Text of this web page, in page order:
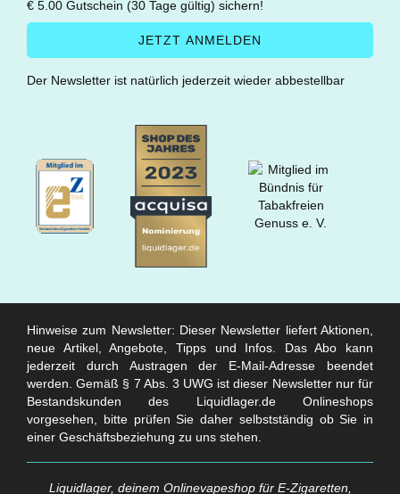
€ 5.00 Gutschein (30 Tage gültig) sichern!
Der Newsletter ist natürlich jederzeit wieder abbestellbar
Hinweise zum Newsletter: Dieser Newsletter liefert Aktionen,
neue Artikel, Angebote, Tipps und Infos. Das Abo kann
jederzeit durch Austragen der E-Mail-Adresse beendet
werden. Gemäß § 7 Abs. 3 UWG ist dieser Newsletter nur für
Bestandskunden des Liquidlager.de Onlineshops
vorgesehen, bitte prüfen Sie daher selbstständig ob Sie in
einer Geschäftsbeziehung zu uns stehen.
Liquidlager, deinem Onlinevapeshop für E-Zigaretten,